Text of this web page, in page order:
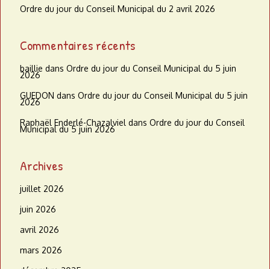
Ordre du jour du Conseil Municipal du 2 avril 2026
Commentaires récents
baillie dans Ordre du jour du Conseil Municipal du 5 juin
2026
GUEDON dans Ordre du jour du Conseil Municipal du 5 juin
2026
Raphaël Enderlé-Chazalviel dans Ordre du jour du Conseil
Municipal du 5 juin 2026
Archives
juillet 2026
juin 2026
avril 2026
mars 2026